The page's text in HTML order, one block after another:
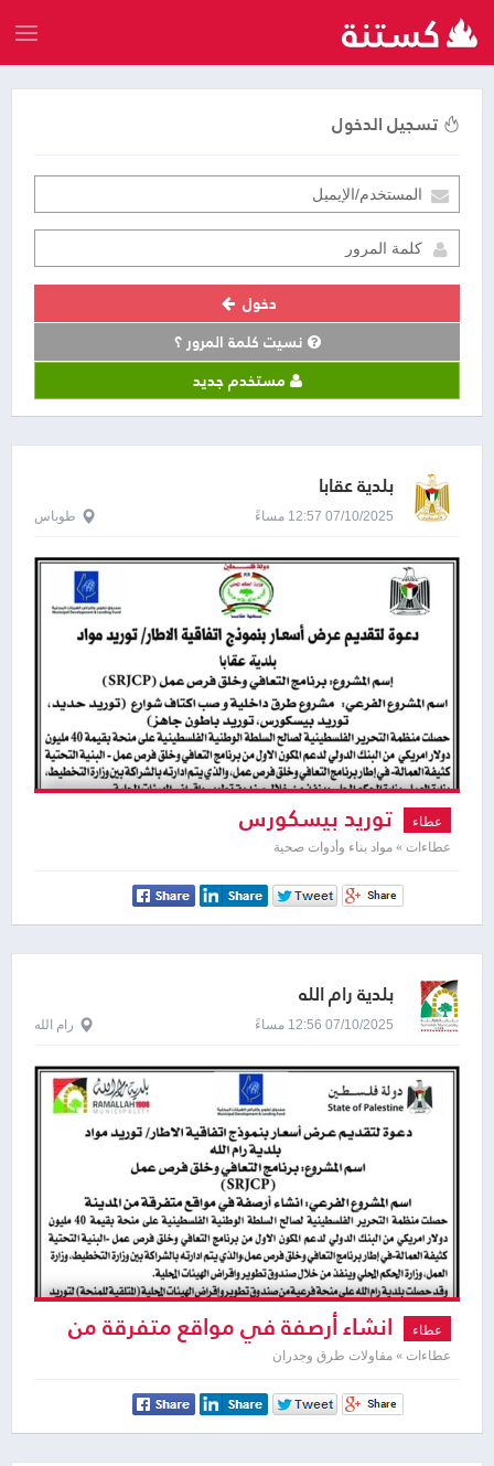
تسجيل الدخول
دخول
نسيت كلمة المرور ؟
مستخدم جديد
بلدية عقابا
07/10/2025 12:57 مساءً طوباس
عطاء توريد بيسكورس
عطاءات » مواد بناء وأدوات صحية
بلدية رام الله
07/10/2025 12:56 مساءً رام الله
عطاء انشاء أرصفة في مواقع متفرقة من
المدينة
عطاءات » مقاولات طرق وجدران